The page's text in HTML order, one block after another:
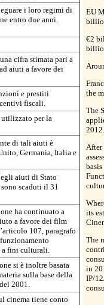
i loro regimi di
entro due anni.
cifra stimata pari a
aiuti a favore dei
e prestiti
fiscali.
utilizzato per la
di tali aiuti è
Germania, Italia e
aiuti di Stato
scaduti il 31
ha continuato a
a favore dei film
107, paragrafo
a fini culturali.
si è inoltre basata
sulla base della
2001.
cinema tiene conto
EU
€2
the
The
2012.
After
its
The
in
IP/